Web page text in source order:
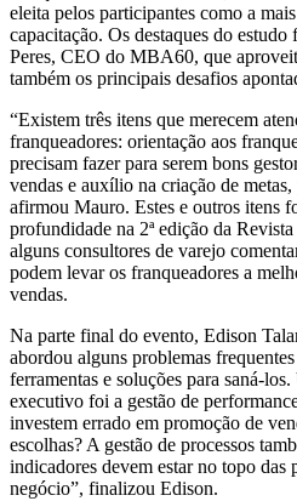
eleita pelos participantes como a
capacitação. Os destaques do
Peres, CEO do MBA60, que
também os principais desafios
“Existem três itens que merecem
franqueadores: orientação aos
precisam fazer para serem bons
vendas e auxílio na criação de
afirmou Mauro. Estes e outros itens
profundidade na 2ª edição da
alguns consultores de varejo
podem levar os franqueadores a
vendas.
Na parte final do evento, Edison
abordou alguns problemas
ferramentas e soluções para saná-
executivo foi a gestão de
investem errado em promoção de
escolhas? A gestão de processos
indicadores devem estar no topo das
negócio”, finalizou Edison.